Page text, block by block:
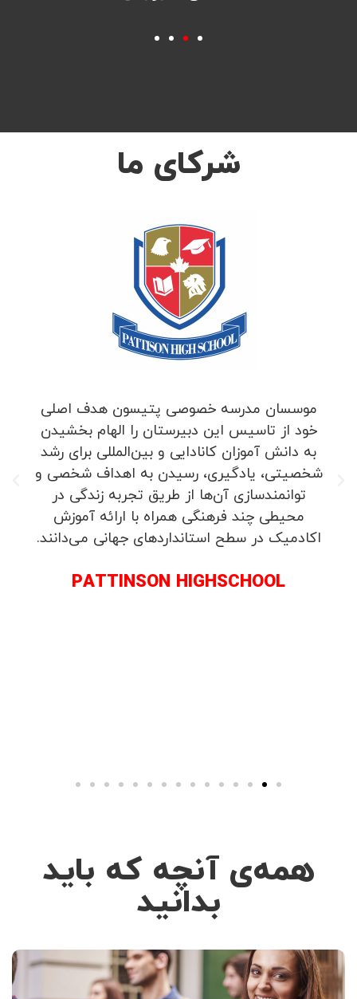
شرکای ما
موسسان مدرسه خصوصی پتیسون هدف اصلی
خود از تاسیس این دبیرستان را الهام بخشیدن
به دانش آموزان کانادایی و بین‌المللی برای رشد
شخصیتی، یادگیری، رسیدن به اهداف شخصی و
توانمندسازی آن‌ها از طریق تجربه زندگی در
محیطی چند فرهنگی همراه با ارائه آموزش
اکادمیک در سطح استانداردهای جهانی می‌دانند.
PATTINSON HIGHSCHOOL
همه‌ی آنچه که باید
بدانید